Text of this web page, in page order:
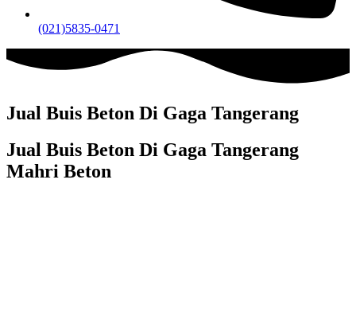
(021)5835-0471
Jual Buis Beton Di Gaga Tangerang
Jual Buis Beton Di Gaga Tangerang
Mahri Beton